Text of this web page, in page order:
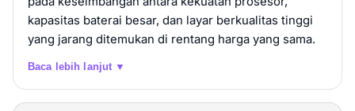
kapasitas baterai besar, dan layar berkualitas tinggi
yang jarang ditemukan di rentang harga yang sama.
Baca lebih lanjut ▼